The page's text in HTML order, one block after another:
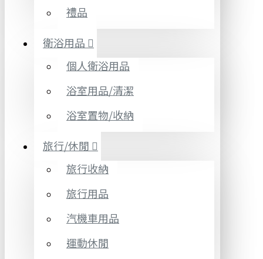
禮品
衛浴用品
個人衛浴用品
浴室用品/清潔
浴室置物/收納
旅行/休閒
旅行收納
旅行用品
汽機車用品
運動休閒